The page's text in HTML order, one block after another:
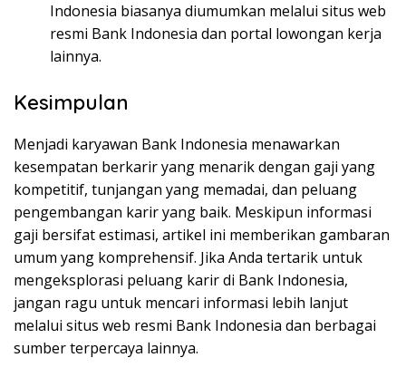
Indonesia biasanya diumumkan melalui situs web
resmi Bank Indonesia dan portal lowongan kerja
lainnya.
Kesimpulan
Menjadi karyawan Bank Indonesia menawarkan
kesempatan berkarir yang menarik dengan gaji yang
kompetitif, tunjangan yang memadai, dan peluang
pengembangan karir yang baik. Meskipun informasi
gaji bersifat estimasi, artikel ini memberikan gambaran
umum yang komprehensif. Jika Anda tertarik untuk
mengeksplorasi peluang karir di Bank Indonesia,
jangan ragu untuk mencari informasi lebih lanjut
melalui situs web resmi Bank Indonesia dan berbagai
sumber terpercaya lainnya.